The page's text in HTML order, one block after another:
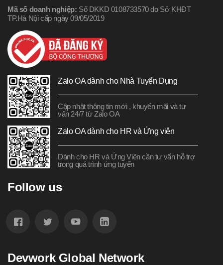
Mã số doanh nghiệp: Số DKKD 0108733570 do Sở KHĐT
TP.Hà Nội cấp ngày 09/05/2019
Zalo OA dành cho Nhà Tuyển Dụng
Cập nhật thông tin mới , khuyến mãi và tư
vấn 24/7 từ Zalo OA
Zalo OA dành cho HR và Ứng viên
Dành cho HR và Ứng Viên cần tư vấn hỗ trợ
trong quá trình ứng tuyển
Follow us
Devwork Global Network